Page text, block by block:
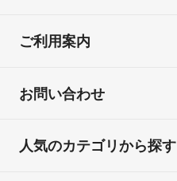
ご利用案内
お問い合わせ
人気のカテゴリから探す